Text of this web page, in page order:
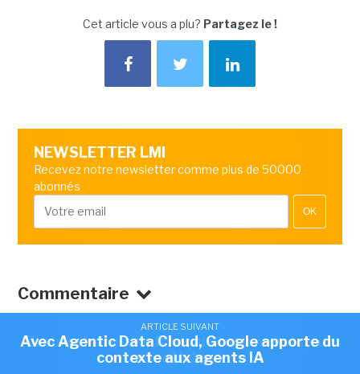
ARTICLE SUIVANT
Trois hébergeurs français fusionnent pour
créer Nubevia
Cet article vous a plu? Partagez le !
NEWSLETTER LMI
Recevez notre newsletter comme plus de 50000
abonnés
OK
Commentaire
ARTICLE SUIVANT
Avec Agentic Data Cloud, Google apporte du
contexte aux agents IA